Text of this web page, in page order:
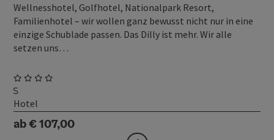
Wellnesshotel, Golfhotel, Nationalpark Resort,
Familienhotel – wir wollen ganz bewusst nicht nur in eine
einzige Schublade passen. Das Dilly ist mehr. Wir alle
setzen uns…
Hotel
ab € 107,00